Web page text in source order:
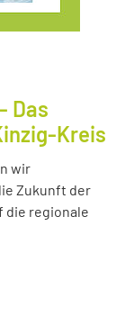
Das
Kreis
wir
Zukunft der
die regionale